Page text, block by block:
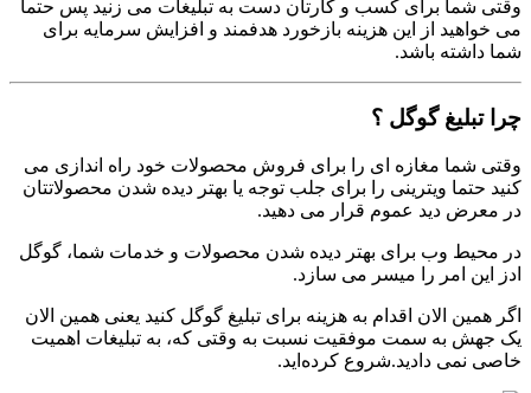
وقتی شما برای کسب و کارتان دست به تبلیغات می زنید پس حتما
می خواهید از این هزینه بازخورد هدفمند و افزایش سرمایه برای
شما داشته باشد.
چرا تبلیغ گوگل ؟
وقتی شما مغازه ای را برای فروش محصولات خود راه اندازی می
کنید حتما ویترینی را برای جلب توجه یا بهتر دیده شدن محصولاتتان
در معرض دید عموم قرار می دهید.
در محیط وب برای بهتر دیده شدن محصولات و خدمات شما، گوگل
ادز این امر را میسر می سازد.
اگر همین الان اقدام به هزینه برای تبلیغ گوگل کنید یعنی همین الان
یک جهش به سمت موفقیت نسبت به وقتی که، به تبلیغات اهمیت
خاصی نمی دادید.شروع کرده‌اید.